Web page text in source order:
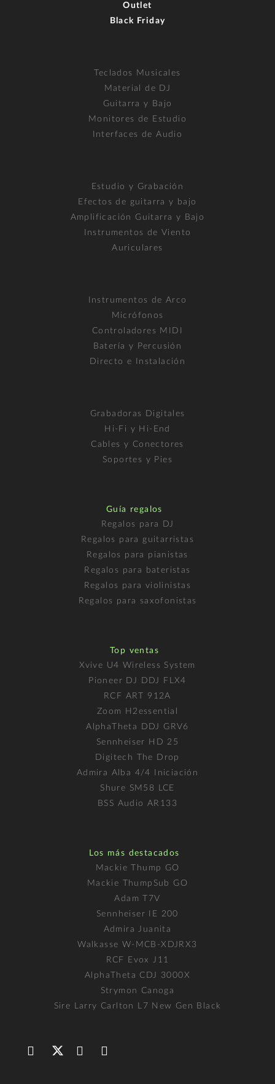
Outlet
Black Friday
Teclados Musicales
Material de DJ
Guitarra y Bajo
Monitores de Estudio
Interfaces de Audio
Estudio y Grabación
Efectos de guitarra y bajo
Amplificación Guitarra y Bajo
Instrumentos de Viento
Auriculares
Instrumentos de Arco
Micrófonos
Controladores MIDI
Batería y Percusión
Directo e Instalación
Grabadoras Digitales
Hi-Fi y Hi-End
Cables y Conectores
Soportes y Pies
Guía regalos
Regalos para DJ
Regalos para guitarristas
Regalos para pianistas
Regalos para bateristas
Regalos para violinistas
Regalos para saxofonistas
Top ventas
Xvive U4 Wireless System
Pioneer DJ DDJ FLX4
RCF ART 912A
Zoom H2essential
AlphaTheta DDJ GRV6
Sennheiser HD 25
Digitech The Drop
Admira Alba 4/4 Iniciación
Shure SM58 LCE
BSS Audio AR133
Los más destacados
Mackie Thump GO
Mackie ThumpSub GO
Adam T7V
Sennheiser IE 200
Admira Juanita
Walkasse W-MCB-XDJRX3
RCF Evox J11
AlphaTheta CDJ 3000X
Strymon Canoga
Sire Larry Carlton L7 New Gen Black